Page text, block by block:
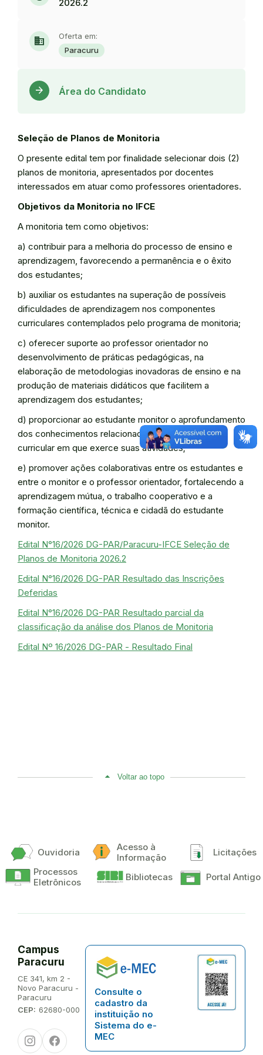
2026.2
domain
Oferta em:
Paracuru
arrow_forward Área do Candidato
Seleção de Planos de Monitoria
O presente edital tem por finalidade selecionar dois (2)
planos de monitoria, apresentados por docentes
interessados em atuar como professores orientadores.
Objetivos da Monitoria no IFCE
A monitoria tem como objetivos:
a) contribuir para a melhoria do processo de ensino e
aprendizagem, favorecendo a permanência e o êxito
dos estudantes;
b) auxiliar os estudantes na superação de possíveis
dificuldades de aprendizagem nos componentes
curriculares contemplados pelo programa de monitoria;
c) oferecer suporte ao professor orientador no
desenvolvimento de práticas pedagógicas, na
elaboração de metodologias inovadoras de ensino e na
produção de materiais didáticos que facilitem a
aprendizagem dos estudantes;
d) proporcionar ao estudante monitor o aprofundamento
dos conhecimentos relacionados ao componente
curricular em que exerce suas atividades;
e) promover ações colaborativas entre os estudantes e
entre o monitor e o professor orientador, fortalecendo a
aprendizagem mútua, o trabalho cooperativo e a
formação científica, técnica e cidadã do estudante
monitor.
Edital N°16/2026 DG-PAR/Paracuru-IFCE Seleção de
Planos de Monitoria 2026.2
Edital N°16/2026 DG-PAR Resultado das Inscrições
Deferidas
Edital N°16/2026 DG-PAR Resultado parcial da
classificação da análise dos Planos de Monitoria
Edital Nº 16/2026 DG-PAR - Resultado Final
Voltar ao topo
Ouvidoria
Acesso à
Informação
Licitações
Processos
Eletrônicos
Bibliotecas Portal Antigo
Campus
Paracuru
Endereço:
CE 341, km 2 -
Novo Paracuru -
Paracuru
CEP: 62680-000
InstagramFacebook
Consulte o
cadastro da
instituição no
Sistema do e-
MEC